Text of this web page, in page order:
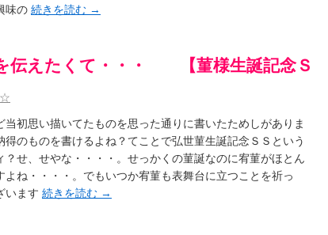
味の 続きを読む →
えたくて・・・ 【菫様生誕記念Ｓ
☆
初思い描いてたものを思った通りに書いたためしがありま
のものを書けるよね？てことで弘世菫生誕記念ＳＳという
せ、せやな・・・・。せっかくの菫誕なのに宥菫がほとん
ね・・・・。でもいつか宥菫も表舞台に立つことを祈っ
います 続きを読む →